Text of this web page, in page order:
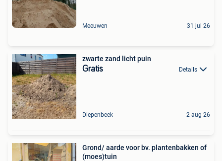
Meeuwen 31 jul 26
zwarte zand licht puin
Gratis Details
Diepenbeek 2 aug 26
Grond/ aarde voor bv. plantenbakken of
(moes)tuin